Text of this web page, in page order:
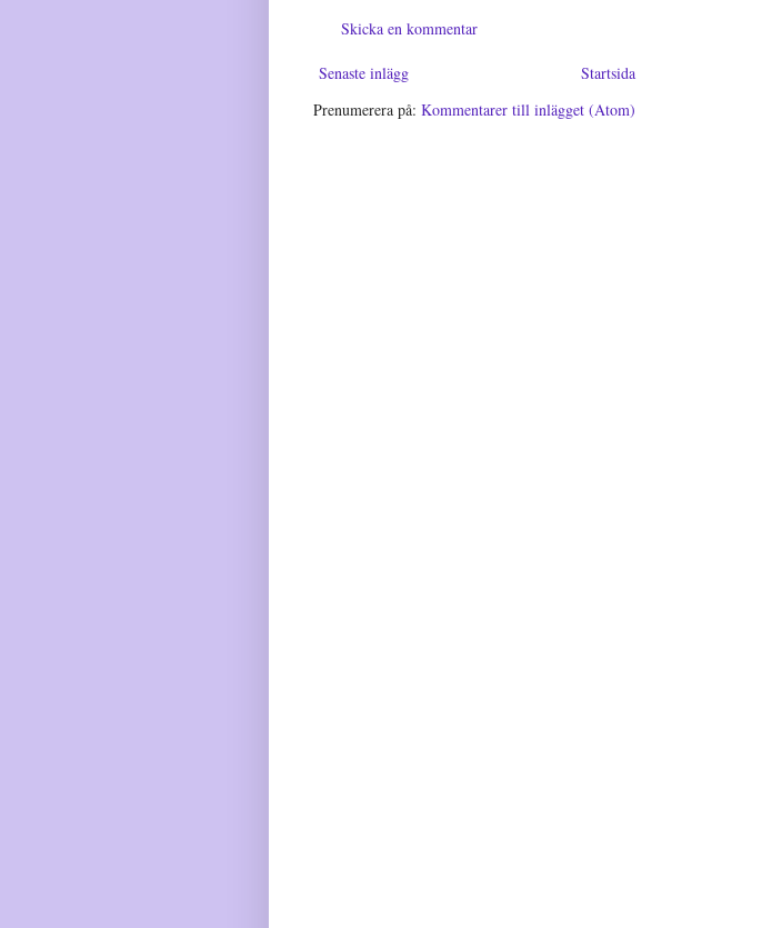
Skicka en kommentar
Senaste inlägg
Startsida
Prenumerera på: Kommentarer till inlägget (Atom)